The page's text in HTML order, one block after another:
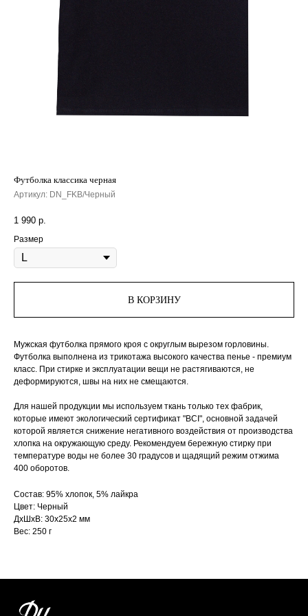
Футболка классика черная
Артикул: DN_FKB/Черный
1 990 р.
Размер
В КОРЗИНУ
Мужская футболка прямого кроя с округлым вырезом горловины.
Футболка выполнена из трикотажа высокого качества пенье - премиум
класс. При стирке и эксплуатации вещи не растягиваются, не
деформируются, швы на них не смещаются.
Для нашей продукции мы используем ткань только тех фабрик,
которые имеют экологический сертификат "BCI", основной задачей
которой является снижение негативного воздействия от производства
хлопка на окружающую среду. Рекомендуем бережную стирку при
температуре воды не более 30 градусов и щадящий режим отжима
400 оборотов.
Состав: 95% хлопок, 5% лайкра
Цвет: Черный
ДxШxВ: 30x25x2 мм
Вес: 250 г